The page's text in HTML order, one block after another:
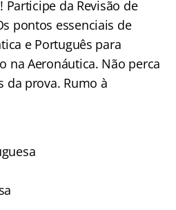
Participe da Revisão de
pontos essenciais de
e Português para
na Aeronáutica. Não perca
da prova. Rumo à